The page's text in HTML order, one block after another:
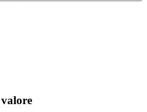
valore